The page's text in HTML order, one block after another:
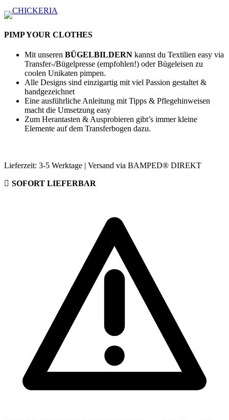
PIMP YOUR CLOTHES
Mit unseren BÜGELBILDERN kannst du Textilien easy via
Transfer-/Bügelpresse (empfohlen!) oder Bügeleisen zu
coolen Unikaten pimpen.
Alle Designs sind einzigartig mit viel Passion gestaltet &
handgezeichnet
Eine ausführliche Anleitung mit Tipps & Pflegehinweisen
macht die Umsetzung easy
Zum Herantasten & Ausprobieren gibt’s immer kleine
Elemente auf dem Transferbogen dazu.
Lieferzeit: 3-5 Werktage | Versand via BAMPED® DIREKT
SOFORT LIEFERBAR